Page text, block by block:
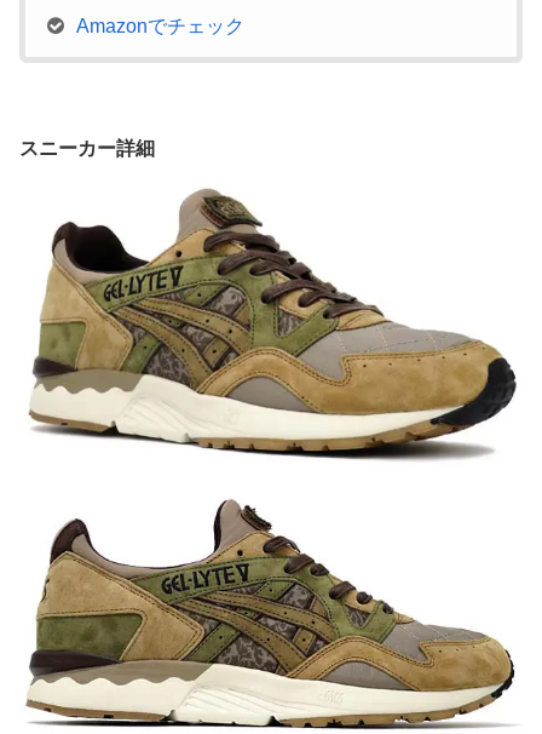
Amazonでチェック
スニーカー詳細